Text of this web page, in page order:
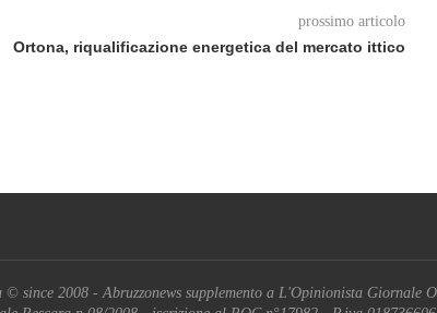
prossimo articolo
Ortona, riqualificazione energetica del mercato ittico
since 2008 - Abruzzonews supplemento a L'Opinionista Giornale